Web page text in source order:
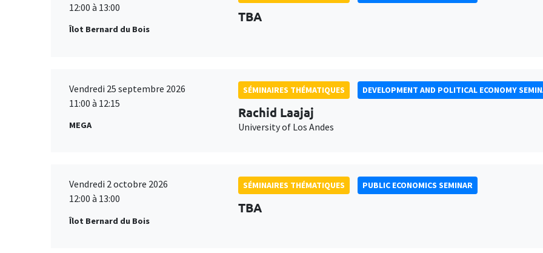
12:00 à 13:00
Îlot Bernard du Bois
TBA
Vendredi 25 septembre 2026
11:00 à 12:15
MEGA
SÉMINAIRES THÉMATIQUES DEVELOPMENT AND POLITICAL ECONOMY
Rachid Laajaj
University of Los Andes
Vendredi 2 octobre 2026
12:00 à 13:00
Îlot Bernard du Bois
SÉMINAIRES THÉMATIQUES PUBLIC ECONOMICS SEMINAR
TBA